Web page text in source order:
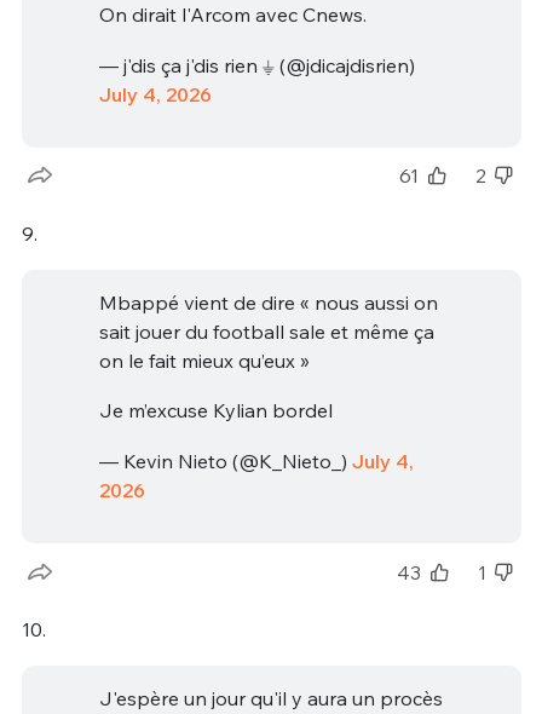
On dirait l'Arcom avec Cnews.
— j'dis ça j'dis rien ⏚ (@jdicajdisrien)
July 4, 2026
61 2
9.
Mbappé vient de dire « nous aussi on
sait jouer du football sale et même ça
on le fait mieux qu’eux »
Je m’excuse Kylian bordel
— Kevin Nieto (@K_Nieto_) July 4,
2026
43 1
10.
J'espère un jour qu'il y aura un procès